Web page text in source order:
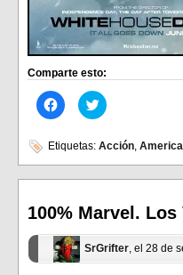
Comparte esto:
Haz
clic
en
Facebook
(Se
abre
ventana
nueva)
Haz
clic
en
(Se
abre
ventana
nueva)
Etiquetas: Acción,
100% Marvel.
SrGrifter, el 28 de